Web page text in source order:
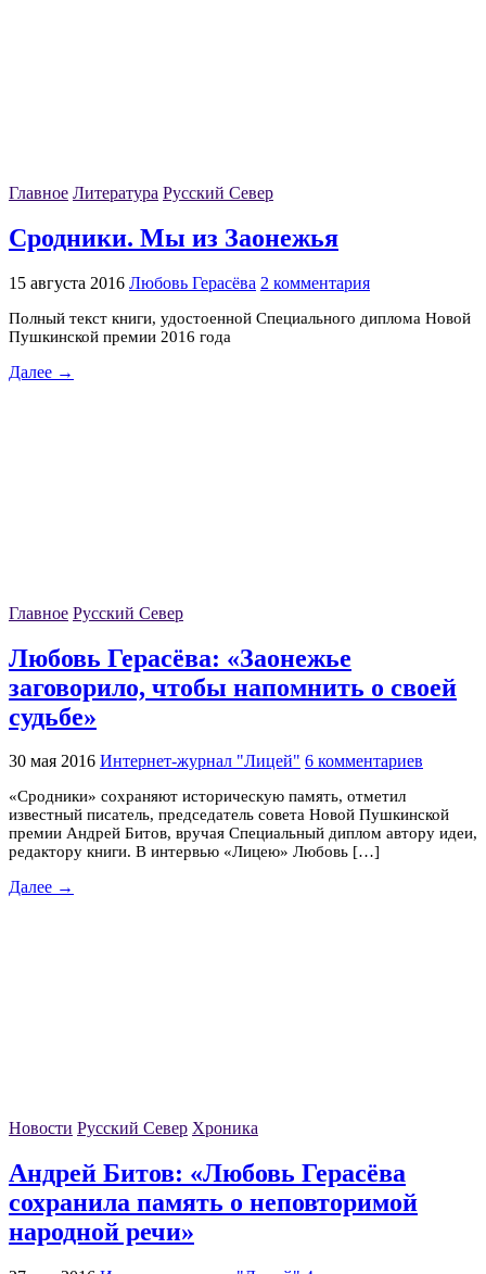
Главное Литература Русский Север
Сродники. Мы из Заонежья
15 августа 2016 Любовь Герасёва 2 комментария
Полный текст книги, удостоенной Специального диплома Новой
Пушкинской премии 2016 года
Далее →
Главное Русский Север
Любовь Герасёва: «Заонежье
заговорило, чтобы напомнить о своей
судьбе»
30 мая 2016 Интернет-журнал "Лицей" 6 комментариев
«Сродники» сохраняют историческую память, отметил
известный писатель, председатель совета Новой Пушкинской
премии Андрей Битов, вручая Специальный диплом автору идеи,
редактору книги. В интервью «Лицею» Любовь […]
Далее →
Новости Русский Север Хроника
Андрей Битов: «Любовь Герасёва
сохранила память о неповторимой
народной речи»